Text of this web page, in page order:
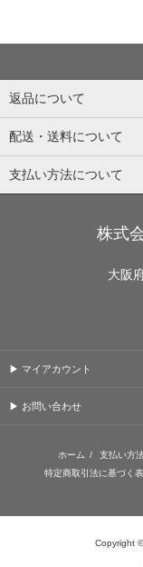
返品について
配送・送料について
支払い方法について
株式
大阪
▶ マイアカウント
▶ お問い合わせ
ホーム / 支払い方
特定商取引法に基づく
Copyright